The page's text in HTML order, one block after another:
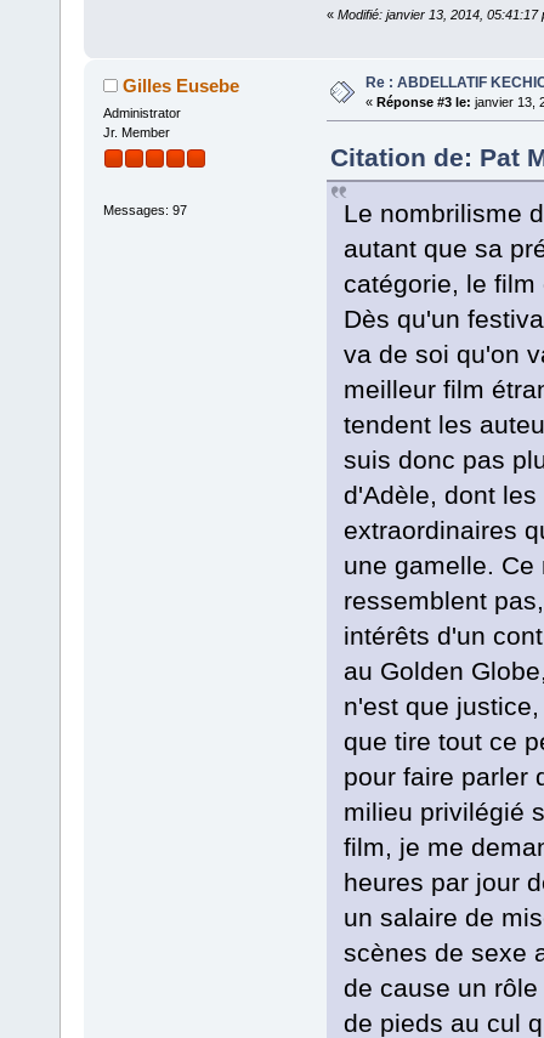
« Modifié: janvier 13, 2014, 05:41:17
Gilles Eusebe
Administrator
Jr. Member
Messages: 97
Re : ABDELLATIF
« Réponse #3 le: janvier 13,
Citation de: Pat
Le nombrilisme
autant que sa
catégorie, le
Dès qu'un
va de soi qu'on
meilleur film
tendent les
suis donc pas
d'Adèle, dont
extraordinaires
une gamelle.
ressemblent
intérêts d'un
au Golden
n'est que
que tire tout ce
pour faire parler
milieu privilégié
film, je me
heures par jour
un salaire de
scènes de sexe
de cause un
de pieds au cul